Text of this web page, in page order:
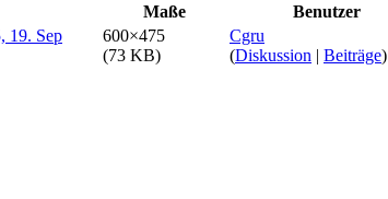
Maße Benutzer
600×475
(73 KB)
Cgru
(Diskussion | Beiträge)